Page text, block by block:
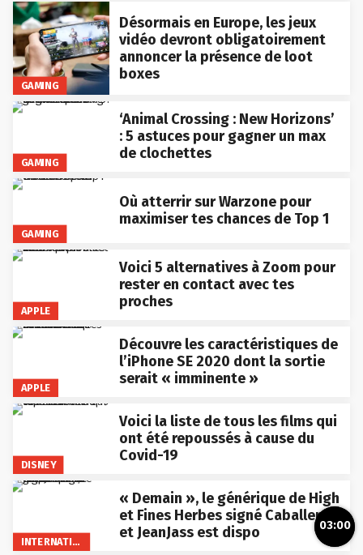
GAMING
Désormais en Europe, les jeux
vidéo devront obligatoirement
annoncer la présence de loot
boxes
GAMING
‘Animal Crossing : New Horizons’
: 5 astuces pour gagner un max
de clochettes
GAMING
Où atterrir sur Warzone pour
maximiser tes chances de Top 1
APPLE
Voici 5 alternatives à Zoom pour
rester en contact avec tes
proches
APPLE
Découvre les caractéristiques de
l’iPhone SE 2020 dont la sortie
serait « imminente »
DISNEY
Voici la liste de tous les films qui
ont été repoussés à cause du
Covid-19
INTERNATIONAL
« Demain », le générique de High
et Fines Herbes signé Caballero
et JeanJass est dispo
03:00